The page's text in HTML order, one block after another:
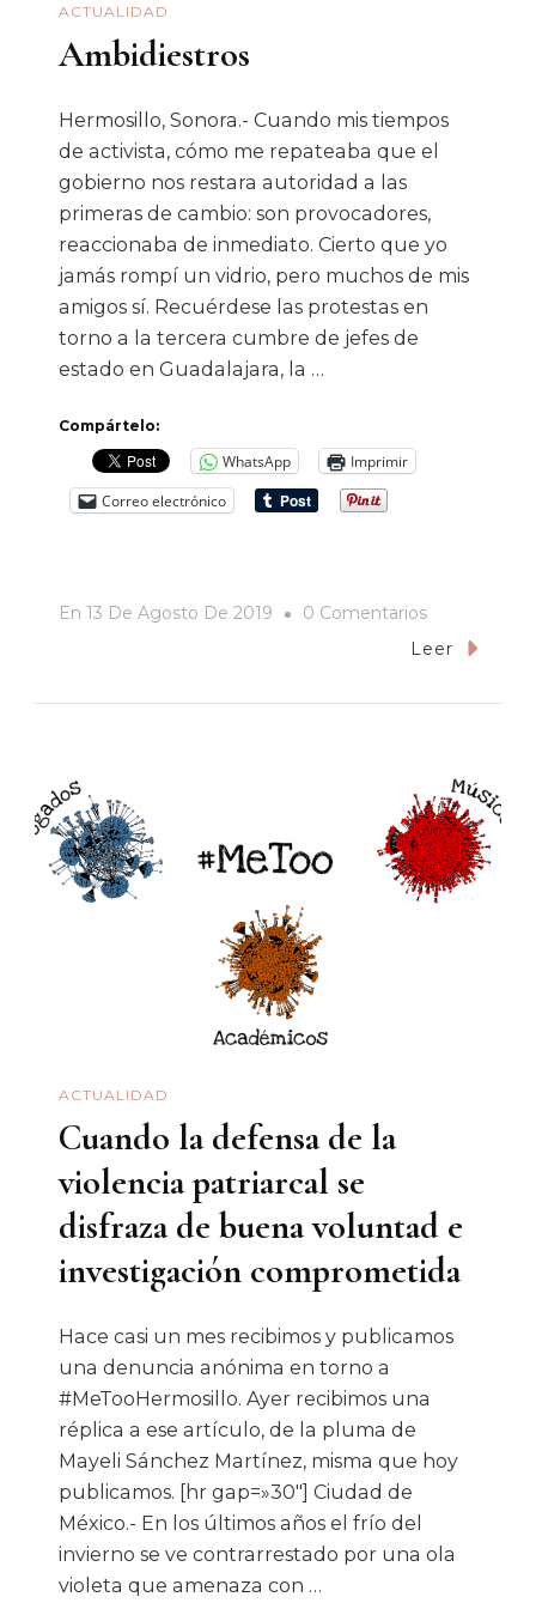
ACTUALIDAD
Ambidiestros
Hermosillo, Sonora.- Cuando mis tiempos
de activista, cómo me repateaba que el
gobierno nos restara autoridad a las
primeras de cambio: son provocadores,
reaccionaba de inmediato. Cierto que yo
jamás rompí un vidrio, pero muchos de mis
amigos sí. Recuérdese las protestas en
torno a la tercera cumbre de jefes de
estado en Guadalajara, la …
Compártelo:
WhatsApp
Imprimir
Correo electrónico
En 13 De Agosto De 2019 0 ComentariosEn
Ambidiestros
Leer
ACTUALIDAD
Cuando la defensa de la
violencia patriarcal se
disfraza de buena voluntad e
investigación comprometida
Hace casi un mes recibimos y publicamos
una denuncia anónima en torno a
#MeTooHermosillo. Ayer recibimos una
réplica a ese artículo, de la pluma de
Mayeli Sánchez Martínez, misma que hoy
publicamos. [hr gap=»30″] Ciudad de
México.- En los últimos años el frío del
invierno se ve contrarrestado por una ola
violeta que amenaza con …